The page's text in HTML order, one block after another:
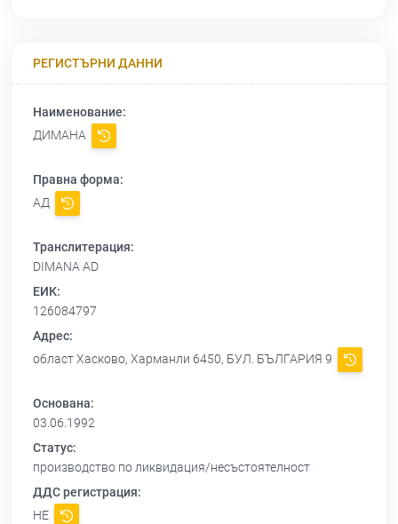
РЕГИСТЪРНИ ДАННИ
Наименование:
ДИМАНА
Правна форма:
АД
Транслитерация:
DIMANA AD
ЕИК:
126084797
Адрес:
област Хасково, Харманли 6450, БУЛ. БЪЛГАРИЯ 9
Основана:
03.06.1992
Статус:
производство по ликвидация/несъстоятелност
ДДС регистрация:
НЕ